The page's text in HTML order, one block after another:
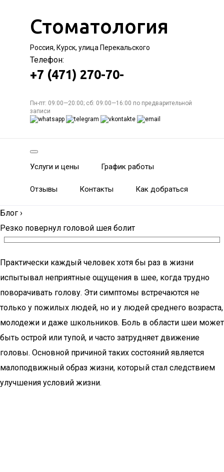
Стоматология
Россия, Курск, улица Перекальского
Телефон:
+7 (471) 270-70-
Пн-пт: 09:00—20:00; сб: 09:00—16:00 по предварительной
записи
Услуги и цены График работы
Отзывы Контакты Как добраться
Блог ›
Резко повернул головой шея болит
Практически каждый человек хотя бы раз в жизни
испытывал неприятные ощущения в шее, когда трудно
поворачивать голову. Эти симптомы встречаются не
только у пожилых людей, но и у людей среднего возраста,
молодежи и даже школьников. Боль в области шеи может
быть острой или тупой, и часто затрудняет движение
головы. Основной причиной таких состояний является
малоподвижный образ жизни, который стал следствием
улучшения условий жизни.